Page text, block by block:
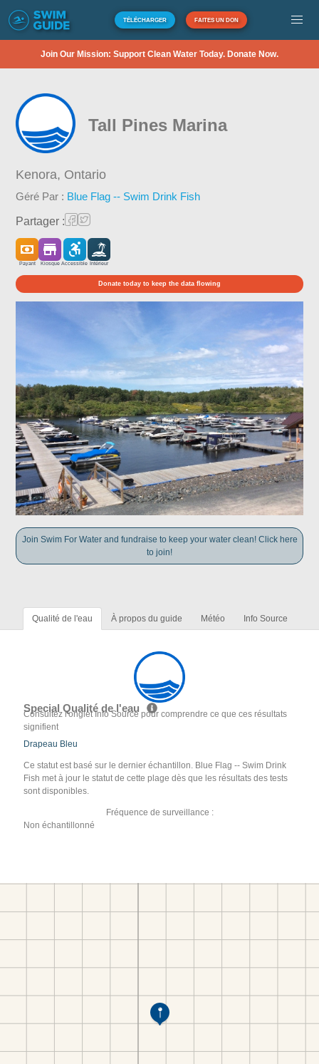
TÉLÉCHARGER FAITES UN DON
Join Our Mission: Support Clean Water Today. Donate Now.
Tall Pines Marina
Kenora, Ontario
Géré Par : Blue Flag -- Swim Drink Fish
Partager :
Payant Kiosque Accessible Intérieur
Donate today to keep the data flowing
Join Swim For Water and fundraise to keep your water clean! Click here
to join!
Qualité de l'eau À propos du guide Météo Info Source
Special Qualité de l'eau
Consultez l'onglet Info Source pour comprendre ce que ces résultats
signifient
Drapeau Bleu
Ce statut est basé sur le dernier échantillon. Blue Flag -- Swim Drink
Fish met à jour le statut de cette plage dès que les résultats des tests
sont disponibles.
Fréquence de surveillance :
Non échantillonné